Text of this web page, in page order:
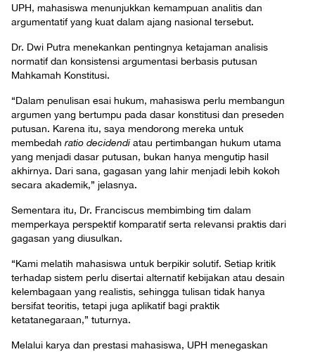
UPH, mahasiswa menunjukkan kemampuan analitis dan
argumentatif yang kuat dalam ajang nasional tersebut.
Dr. Dwi Putra menekankan pentingnya ketajaman analisis
normatif dan konsistensi argumentasi berbasis putusan
Mahkamah Konstitusi.
“Dalam penulisan esai hukum, mahasiswa perlu membangun
argumen yang bertumpu pada dasar konstitusi dan preseden
putusan. Karena itu, saya mendorong mereka untuk
membedah ratio decidendi atau pertimbangan hukum utama
yang menjadi dasar putusan, bukan hanya mengutip hasil
akhirnya. Dari sana, gagasan yang lahir menjadi lebih kokoh
secara akademik,” jelasnya.
Sementara itu, Dr. Franciscus membimbing tim dalam
memperkaya perspektif komparatif serta relevansi praktis dari
gagasan yang diusulkan.
“Kami melatih mahasiswa untuk berpikir solutif. Setiap kritik
terhadap sistem perlu disertai alternatif kebijakan atau desain
kelembagaan yang realistis, sehingga tulisan tidak hanya
bersifat teoritis, tetapi juga aplikatif bagi praktik
ketatanegaraan,” tuturnya.
Melalui karya dan prestasi mahasiswa, UPH menegaskan